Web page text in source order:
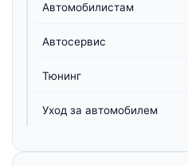
Автомобилистам
Автосервис
Тюнинг
Уход за автомобилем